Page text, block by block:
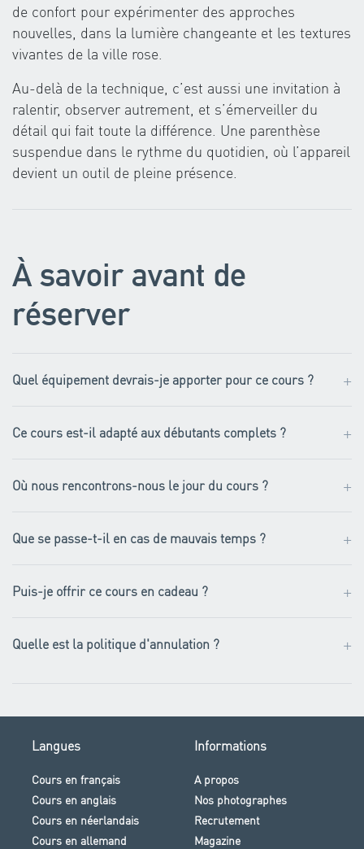
de confort pour expérimenter des approches
nouvelles, dans la lumière changeante et les textures
vivantes de la ville rose.
Au-delà de la technique, c’est aussi une invitation à
ralentir, observer autrement, et s’émerveiller du
détail qui fait toute la différence. Une parenthèse
suspendue dans le rythme du quotidien, où l’appareil
devient un outil de pleine présence.
À savoir avant de
réserver
Quel équipement devrais-je apporter pour ce cours ? +
Ce cours est-il adapté aux débutants complets ? +
Où nous rencontrons-nous le jour du cours ? +
Que se passe-t-il en cas de mauvais temps ? +
Puis-je offrir ce cours en cadeau ? +
Quelle est la politique d'annulation ? +
Langues
Cours en français
Cours en anglais
Cours en néerlandais
Cours en allemand
Informations
A propos
Nos photographes
Recrutement
Magazine